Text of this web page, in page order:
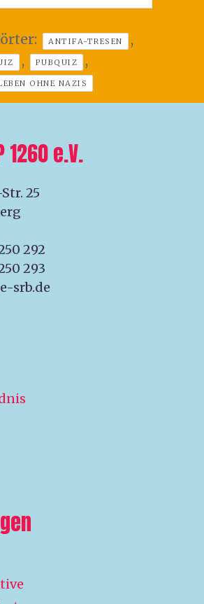
ANTIFA-TRESEN ,
, PUBQUIZ ,
OHNE NAZIS
1260 e.V.
25
292
293
srb.de